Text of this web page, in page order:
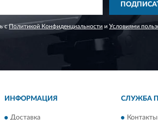
сПолитикой Конфиденциальности и Условиями
ИНФОРМАЦИЯ
Доставка
СЛУЖБА
Контакты